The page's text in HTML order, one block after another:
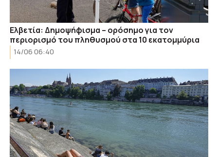
Ελβετία: Δημοψήφισμα – ορόσημο για τον
περιορισμό του πληθυσμού στα 10 εκατομμύρια
14/06 06:40